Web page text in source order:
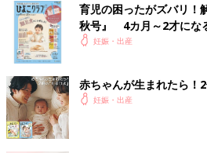
育児の困ったがズバリ！
秋号』 4カ月～2才にな
いっぱい！
妊娠・出産
赤ちゃんが生まれたら！
妊娠・出産